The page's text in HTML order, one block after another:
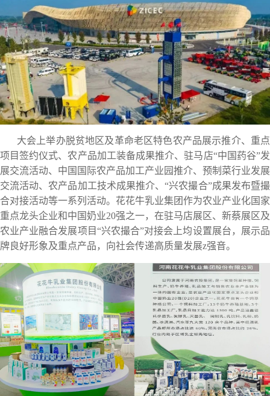
大会上举办脱贫地区及革命老区特色农产品展示推介、重点
项目签约仪式、农产品加工装备成果推介、驻马店“中国药谷”发
展交流活动、中国国际农产品加工产业园推介、预制菜行业发展
交流活动、农产品加工技术成果推介、“兴农撮合”成果发布暨撮
合对接活动等一系列活动。花花牛乳业集团作为农业产业化国家
重点龙头企业和中国奶业20强之一，在驻马店展区、新蔡展区及
农业产业融合发展项目“兴农撮合”对接会上均设置展台，展示品
牌良好形象及重点产品，向社会传递高质量发展z强音。